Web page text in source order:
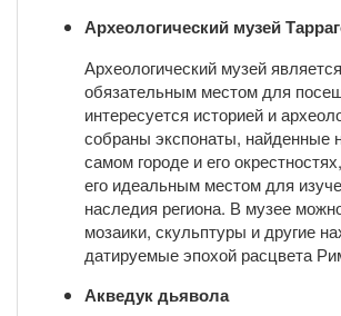
Археологический музей
Археологический музей является
обязательным местом для
интересуется историей и
собраны экспонаты, найденные
самом городе и его
его идеальным местом для
наследия региона. В музее
мозаики, скульптуры и другие
датируемые эпохой расцвета
Акведук дьявола